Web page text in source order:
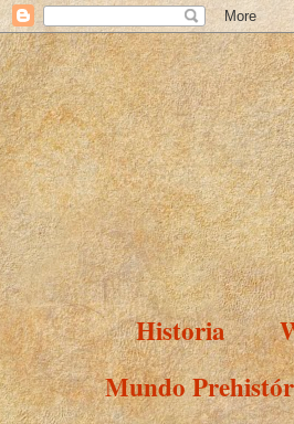
Historia
Mundo